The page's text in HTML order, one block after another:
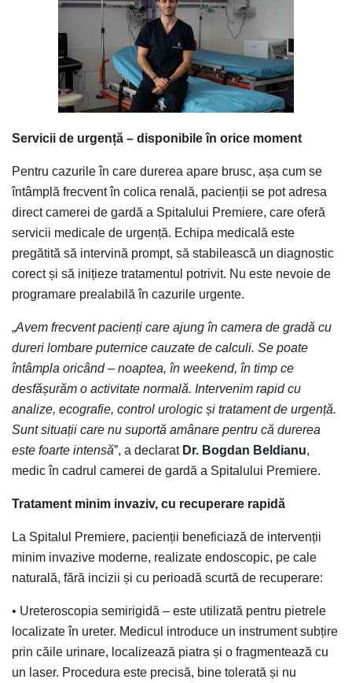
Servicii de urgență – disponibile în orice moment
Pentru cazurile în care durerea apare brusc, așa cum se
întâmplă frecvent în colica renală, pacienții se pot adresa
direct camerei de gardă a Spitalului Premiere, care oferă
servicii medicale de urgență. Echipa medicală este
pregătită să intervină prompt, să stabilească un diagnostic
corect și să inițieze tratamentul potrivit. Nu este nevoie de
programare prealabilă în cazurile urgente.
„Avem frecvent pacienți care ajung în camera de gradă cu
dureri lombare puternice cauzate de calculi. Se poate
întâmpla oricând – noaptea, în weekend, în timp ce
desfășurăm o activitate normală. Intervenim rapid cu
analize, ecografie, control urologic și tratament de urgență.
Sunt situații care nu suportă amânare pentru că durerea
este foarte intensă”, a declarat Dr. Bogdan Beldianu,
medic în cadrul camerei de gardă a Spitalului Premiere.
Tratament minim invaziv, cu recuperare rapidă
La Spitalul Premiere, pacienții beneficiază de intervenții
minim invazive moderne, realizate endoscopic, pe cale
naturală, fără incizii și cu perioadă scurtă de recuperare:
• Ureteroscopia semirigidă – este utilizată pentru pietrele
localizate în ureter. Medicul introduce un instrument subțire
prin căile urinare, localizează piatra și o fragmentează cu
un laser. Procedura este precisă, bine tolerată și nu